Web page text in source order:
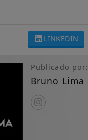
LINKEDIN
Publicado por:
Bruno Lima